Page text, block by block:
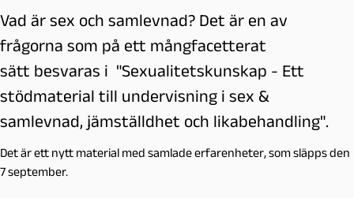
Vad är sex och samlevnad? Det är en av
frågorna som på ett mångfacetterat
sätt besvaras i "Sexualitetskunskap - Ett
stödmaterial till undervisning i sex &
samlevnad, jämställdhet och likabehandling".
Det är ett nytt material med samlade erfarenheter, som släpps den
7 september.